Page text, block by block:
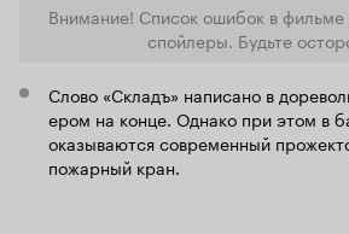
Внимание! Список ошибок в
спойлеры. Будьте
Слово «Складъ» написано в
ером на конце. Однако при этом в
оказываются современный
пожарный кран.